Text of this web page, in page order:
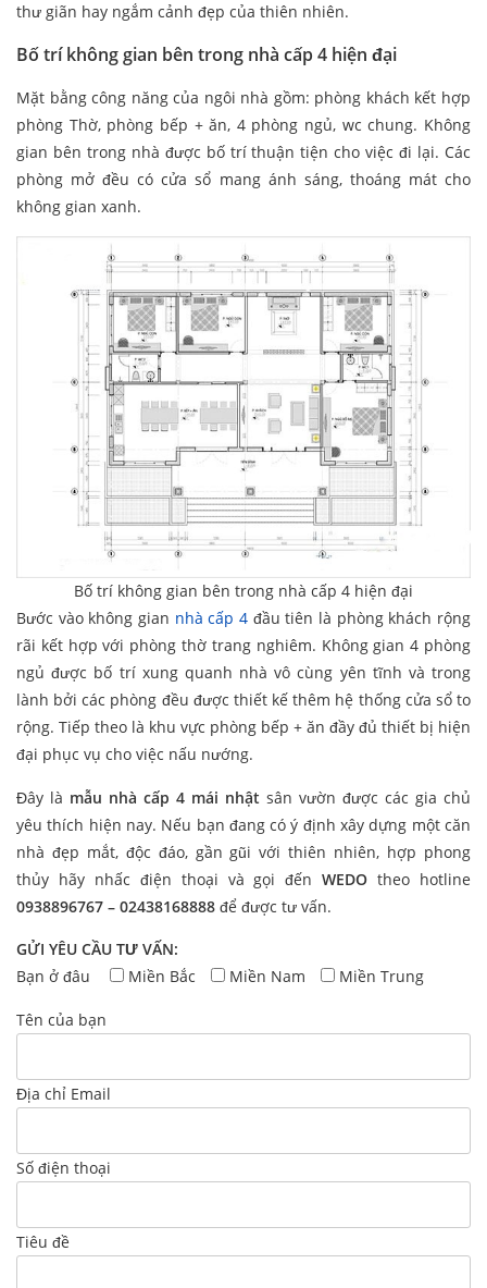
thư giãn hay ngắm cảnh đẹp của thiên nhiên.
Bố trí không gian bên trong nhà cấp 4 hiện đại
Mặt bằng công năng của ngôi nhà gồm: phòng khách kết hợp
phòng Thờ, phòng bếp + ăn, 4 phòng ngủ, wc chung. Không
gian bên trong nhà được bố trí thuận tiện cho việc đi lại. Các
phòng mở đều có cửa sổ mang ánh sáng, thoáng mát cho
không gian xanh.
Bố trí không gian bên trong nhà cấp 4 hiện đại
Bước vào không gian nhà cấp 4 đầu tiên là phòng khách rộng
rãi kết hợp với phòng thờ trang nghiêm. Không gian 4 phòng
ngủ được bố trí xung quanh nhà vô cùng yên tĩnh và trong
lành bởi các phòng đều được thiết kế thêm hệ thống cửa sổ to
rộng. Tiếp theo là khu vực phòng bếp + ăn đầy đủ thiết bị hiện
đại phục vụ cho việc nấu nướng.
Đây là mẫu nhà cấp 4 mái nhật sân vườn được các gia chủ
yêu thích hiện nay. Nếu bạn đang có ý định xây dựng một căn
nhà đẹp mắt, độc đáo, gần gũi với thiên nhiên, hợp phong
thủy hãy nhấc điện thoại và gọi đếnWEDO theo hotline
0938896767 – 02438168888 để được tư vấn.
GỬI YÊU CẦU TƯ VẤN:
Bạn ở đâu
Miền Bắc Miền Nam Miền Trung
Tên của bạn
Địa chỉ Email
Số điện thoại
Tiêu đề